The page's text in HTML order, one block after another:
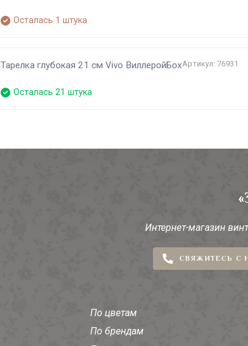
Осталась 1 штука
Тарелка глубокая 21 см Vivo ВиллеройБохАртикул: 76931
Осталась 21 штука
Интернет-магазин
СВЯЖИТЕСЬ С
По цветам
По брендам